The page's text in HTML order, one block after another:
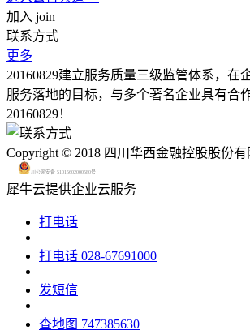
加入 join
联系方式
更多
20160829建立服务质量三级监管体系，在
服务落地的目标，与多个著名企业具有合
20160829！
Copyright © 2018 四川华西金融控股股份有
川公网安备 51015602000580号
犀牛云提供企业云服务
打电话
打电话 028-67691000
发短信
查地图 747385630